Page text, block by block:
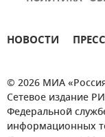
НОВОСТИ
© 2026 МИА
Сетевое издание
Федеральной
информационных